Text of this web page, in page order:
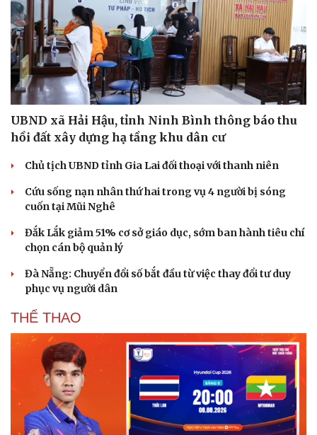
Văn hóa
Sân khấu - Điện ảnh
Văn học
Âm nhạc
Di sản
Giải trí
Nghệ sĩ
Thời trang
Sao Việt
UBND xã Hải Hậu, tỉnh Ninh Bình thông báo thu
hồi đất xây dựng hạ tầng khu dân cư
Chủ tịch UBND tỉnh Gia Lai đối thoại với thanh niên
Cứu sống nạn nhân thứ hai trong vụ 4 người bị sóng
cuốn tại Mũi Nghê
Đắk Lắk giảm 51% cơ sở giáo dục, sớm ban hành tiêu chí
chọn cán bộ quản lý
Đà Nẵng: Chuyển đổi số bắt đầu từ việc thay đổi tư duy
phục vụ người dân
THỂ THAO